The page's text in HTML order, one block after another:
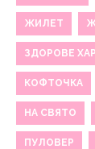
ЖИЛЕТ
ЗДОРОВЕ
КОФТОЧКА
НА СВЯТО
ПУЛОВЕР